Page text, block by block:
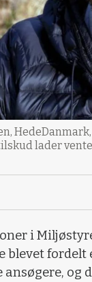
lader
i
blevet
og